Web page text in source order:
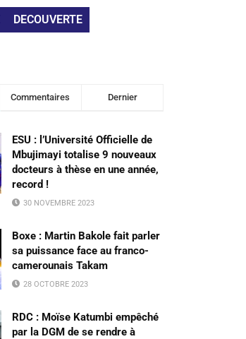
DECOUVERTE
Commentaires Dernier
ESU : l’Université Officielle de
Mbujimayi totalise 9 nouveaux
docteurs à thèse en une année,
record !
30 NOVEMBRE 2023
Boxe : Martin Bakole fait parler
sa puissance face au franco-
camerounais Takam
28 OCTOBRE 2023
RDC : Moïse Katumbi empêché
par la DGM de se rendre à